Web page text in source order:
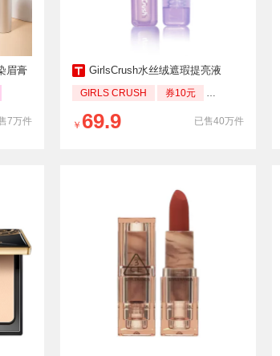
眉膏
7万件
GirlsCrush水丝绒遮瑕提亮液
GIRLS CRUSH 券10元 返1.05
已售40万件
￥ 69.9